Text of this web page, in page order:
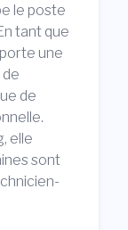
le poste
tant que
une
de
elle
sont